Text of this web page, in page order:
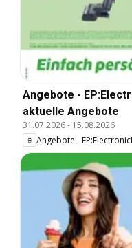
Angebote -
aktuelle Angebote
31.07.2026- 15.08.2026
Angebote -